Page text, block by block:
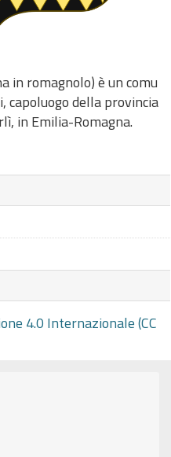
in romagnolo) è un comu
della provincia
in Emilia-Romagna.
4.0 Internazionale (CC